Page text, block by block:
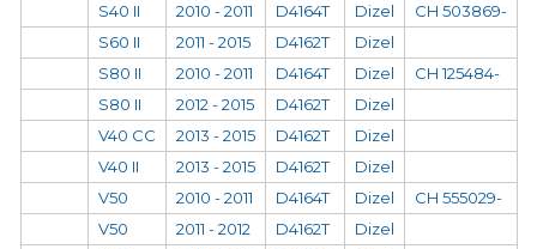
S40 II
2010 - 2011 D4164T Dizel
CH 503869-
S60 II
2011 - 2015 D4162T
Dizel
S80 II
2010 - 2011 D4164T Dizel
CH 125484-
S80 II
2012 - 2015 D4162T
Dizel
V40 CC
2013 - 2015 D4162T
Dizel
V40 II
2013 - 2015 D4162T
Dizel
V50
2010 - 2011 D4164T Dizel
CH 555029-
V50
2011 - 2012 D4162T
Dizel